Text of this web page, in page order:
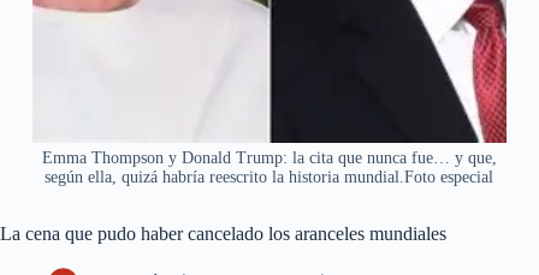
Emma Thompson y Donald Trump: la cita que nunca fue… y que,
según ella, quizá habría reescrito la historia mundial.Foto especial
La cena que pudo haber cancelado los aranceles mundiales